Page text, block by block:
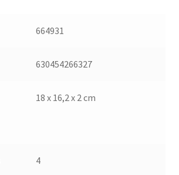
664931
630454266327
18 x 16,2 x 2 cm
4